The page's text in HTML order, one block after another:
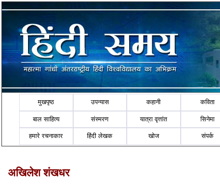
मुखपृष्ठ उपन्यास कहानी कविता
बाल साहित्य संस्मरण यात्रा वृत्तांत सिनेमा
हमारे रचनाकार हिंदी लेखक खोज संपर्क
अखिलेश शंखधर